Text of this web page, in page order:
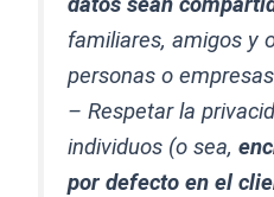
familiares, amigos y
personas o empresas
– Respetar la
individuos (o sea,
por defecto en el